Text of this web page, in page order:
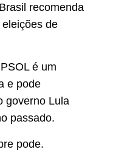
recomenda
de
é um
e pode
governo Lula
passado.
pode.